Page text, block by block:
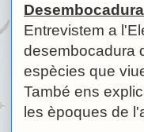
Entrevistem a
desembocadura
espècies que
També ens
les èpoques de